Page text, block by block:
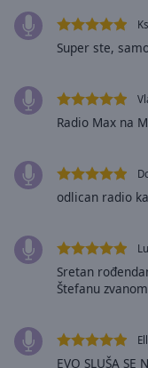
close
the
Text
Color
Opacity
Background
Color
Caption
Super ste,
Radio Max na
odlican radio
Sretan
Štefanu
EVO SLUŠA SE